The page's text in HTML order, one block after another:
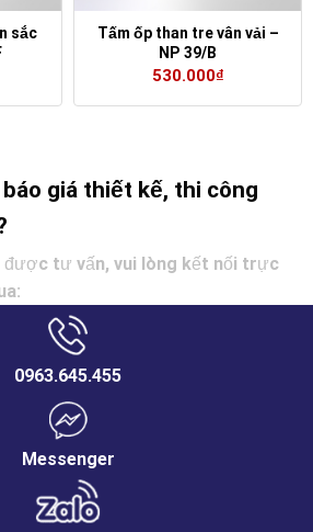
sắc
Tấm ốp than tre vân vải –
NP 39/B
530.000₫
giá thiết kế, thi công
được tư vấn, vui lòng kết nối trực
0963.645.455
Messenger